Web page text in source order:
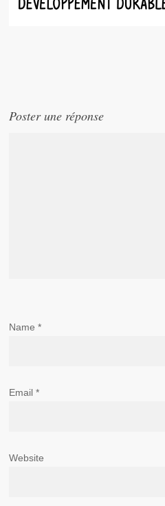
Poster une réponse
Name*
Email*
Website